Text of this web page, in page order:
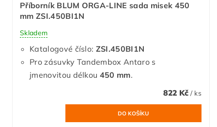
Příborník BLUM ORGA-LINE sada misek 450
mm ZSI.450BI1N
Skladem
Katalogové číslo: ZSI.450BI1N
Pro zásuvky Tandembox Antaro s
jmenovitou délkou 450 mm.
822 Kč / ks